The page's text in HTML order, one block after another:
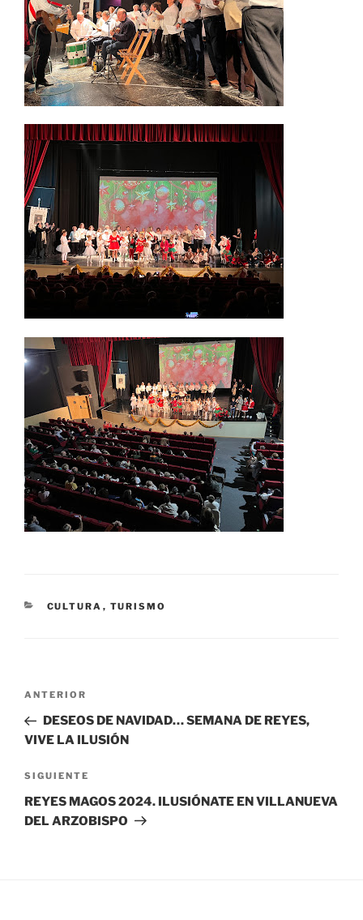
CATEGORÍAS
CULTURA , TURISMO
Navegación
entradas
Entrada
anterior:
ANTERIOR
DESEOS DE NAVIDAD… SEMANA DE REYES,
VIVE LA ILUSIÓN
Siguiente
entrada
SIGUIENTE
REYES MAGOS 2024. ILUSIÓNATE EN VILLANUEVA
DEL ARZOBISPO